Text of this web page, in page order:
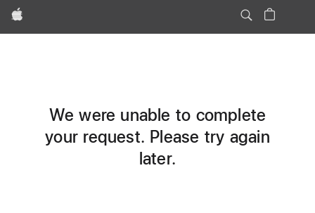
Apple
We were unable to complete
your request. Please try again
later.